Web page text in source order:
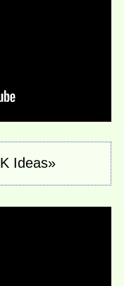
Ideas»